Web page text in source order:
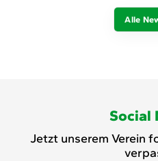
Alle
Social
Jetzt unserem Verein